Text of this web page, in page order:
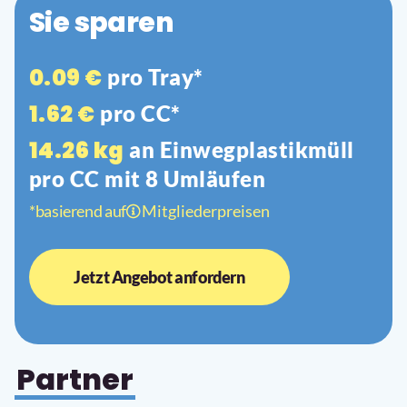
Sie sparen
0.09 € pro Tray*
1.62 € pro CC*
14.26 kg an Einwegplastikmüll
pro CC mit8 Umläufen
*basierend auf Mitgliederpreisen
Jetzt Angebot anfordern
Partner